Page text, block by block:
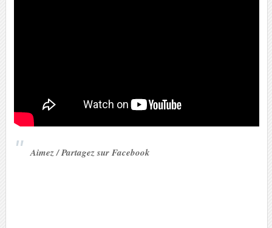
Aimez / Partagez sur Facebook